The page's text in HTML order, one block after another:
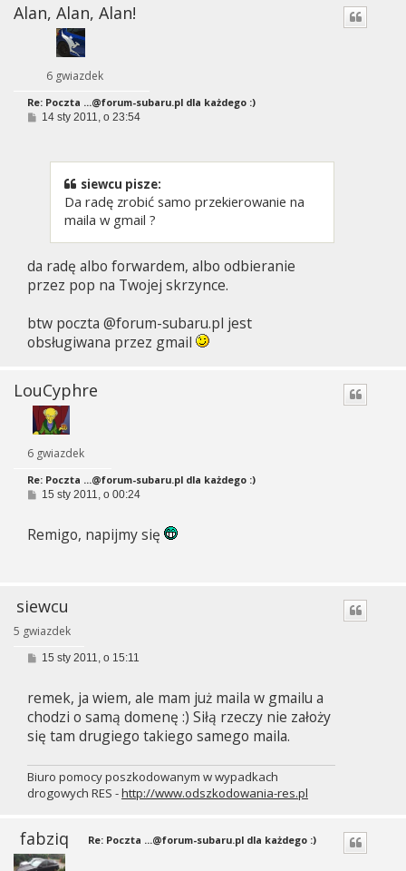
Alan, Alan, Alan!
6 gwiazdek
Re: Poczta ...@forum-subaru.pl dla każdego :)
P14 sty 2011, o 23:54
siewcu pisze:
Da radę zrobić samo przekierowanie na
maila w gmail ?
da radę albo forwardem, albo odbieranie
przez pop na Twojej skrzynce.
btw poczta @forum-subaru.pl jest
obsługiwana przez gmail
LouCyphre
6 gwiazdek
Re: Poczta ...@forum-subaru.pl dla każdego :)
P
t
15 sty 2011, o 00:24
Remigo, napijmy się
siewcu
5 gwiazdek
P
t
15 sty 2011, o 15:11
remek, ja wiem, ale mam już maila w gmailu a
chodzi o samą domenę :) Siłą rzeczy nie założy
się tam drugiego takiego samego maila.
Biuro pomocy poszkodowanym w wypadkach
drogowych RES -http://www.odszkodowania-res.pl
fabziq Re: Poczta ...@forum-subaru.pl dla każdego :)